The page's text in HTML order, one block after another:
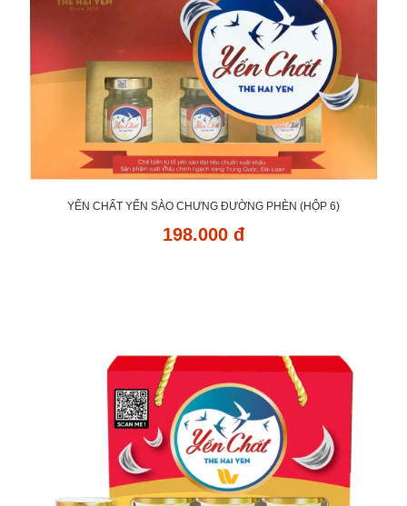
YẾN CHẤT YẾN SÀO CHƯNG ĐƯỜNG PHÈN (HỘP 6)
198.000 đ